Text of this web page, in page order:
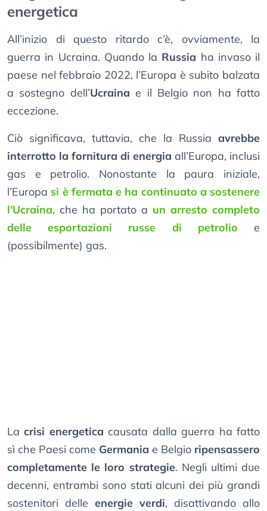
energetica
All’inizio di questo ritardo c’è, ovviamente, la
guerra in Ucraina. Quando la Russia ha invaso il
paese nel febbraio 2022, l’Europa è subito balzata
a sostegno dell’Ucraina e il Belgio non ha fatto
eccezione.
Ciò significava, tuttavia, che la Russia avrebbe
interrotto la fornitura di energia all’Europa, inclusi
gas e petrolio. Nonostante la paura iniziale,
l’Europa si è fermata e ha continuato a sostenere
l’Ucraina, che ha portato a un arresto completo
delle esportazioni russe di petrolio e
(possibilmente) gas.
Lacrisi energetica causata dalla guerra ha fatto
sì che Paesi come Germania e Belgio ripensassero
completamente le loro strategie. Negli ultimi due
decenni, entrambi sono stati alcuni dei più grandi
sostenitori delle energie verdi, disattivando allo